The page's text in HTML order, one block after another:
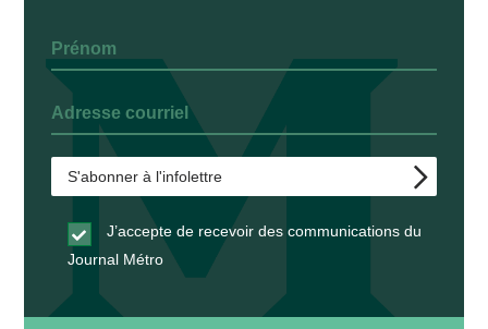
J’accepte de recevoir des communications du
Journal Métro